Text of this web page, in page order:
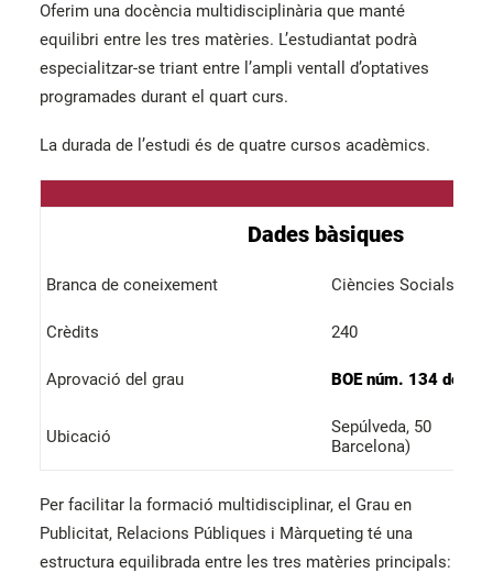
Oferim una docència multidisciplinària que manté
equilibri entre les tres matèries. L’estudiantat podrà
especialitzar-se triant entre l’ampli ventall d’optatives
programades durant el quart curs.
La durada de l’estudi és de quatre cursos acadèmics.
Dades bàsiques
Branca de coneixement Ciències Socials i
Crèdits 240
Aprovació del grau BOE núm. 134 de
Ubicació
Sepúlveda,
Barcelona)
Per facilitar la formació multidisciplinar, el Grau en
Publicitat, Relacions Públiques i Màrqueting té una
estructura equilibrada entre les tres matèries principals: